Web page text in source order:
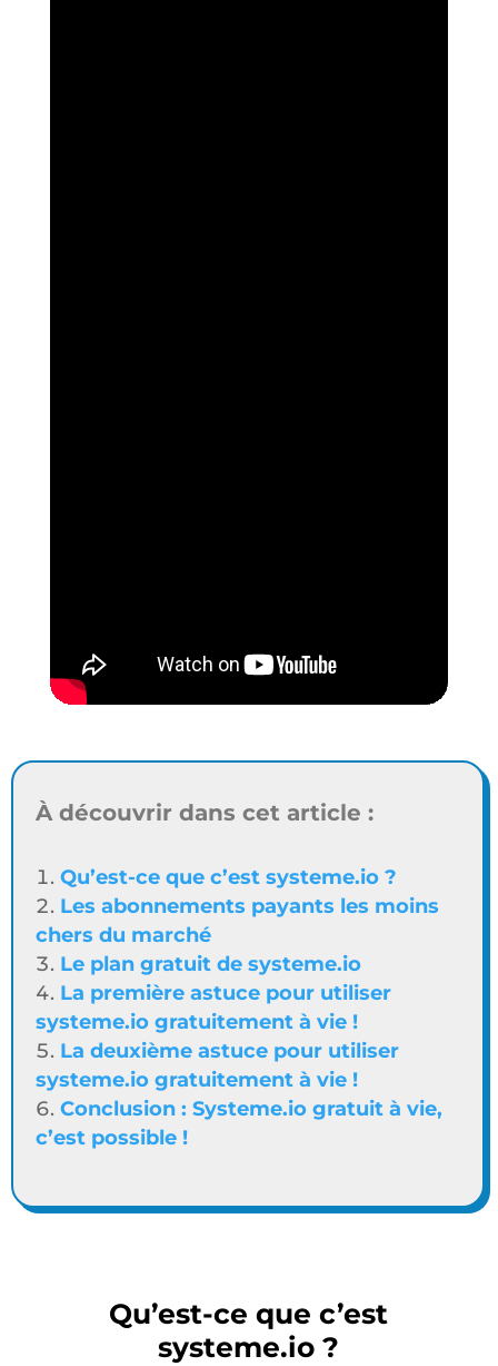
À découvrir dans cet article :
Qu’est-ce que c’est systeme.io ?
Les abonnements payants les moins
chers du marché
Le plan gratuit de systeme.io
La première astuce pour utiliser
systeme.io gratuitement à vie !
La deuxième astuce pour utiliser
systeme.io gratuitement à vie !
Conclusion : Systeme.io gratuit à vie,
c’est possible !
Qu’est-ce que c’est
systeme.io ?